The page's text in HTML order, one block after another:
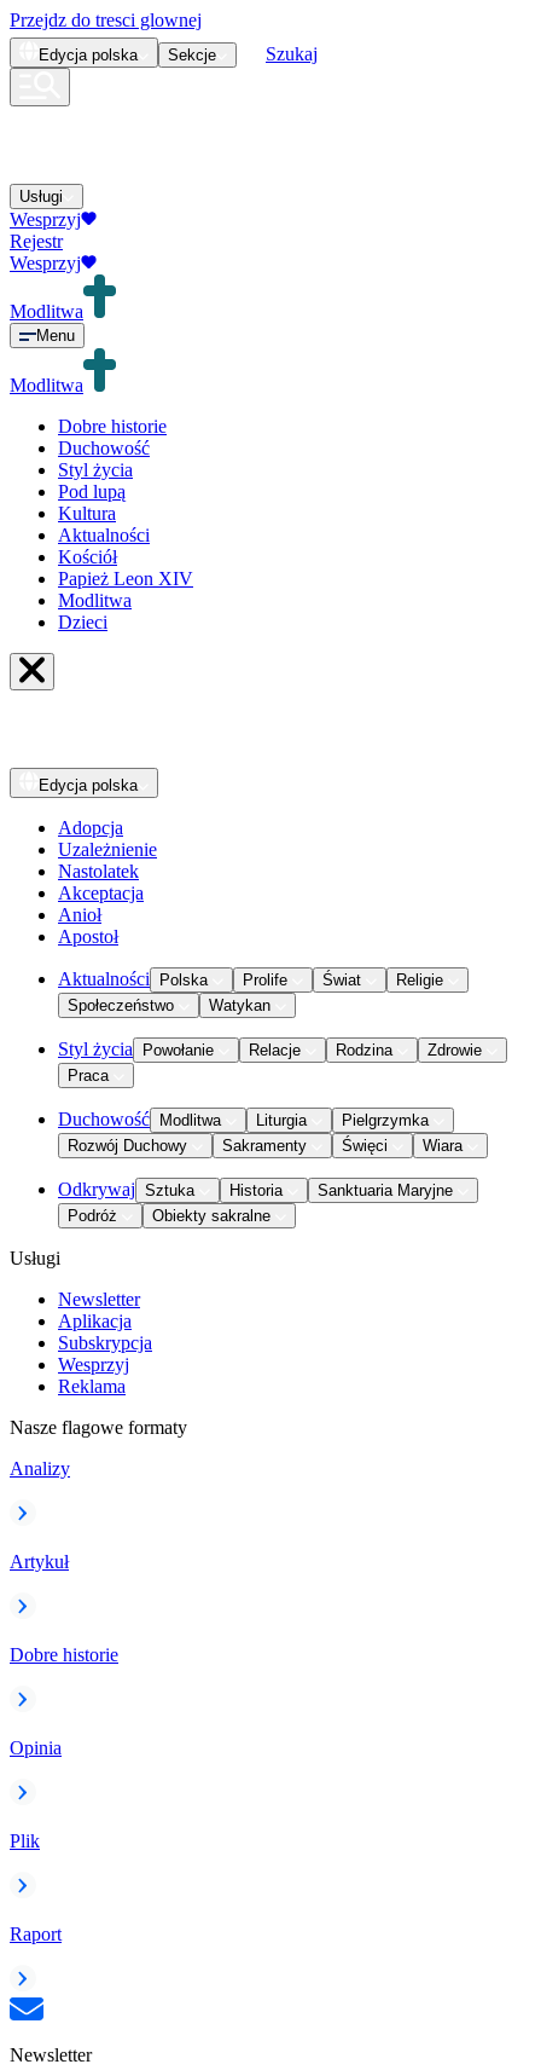
Przejdz do tresci glownej
Edycja polska Sekcje Szukaj
Usługi
Wesprzyj
Rejestr
Wesprzyj
Modlitwa
Menu
Modlitwa
Dobre historie
Duchowość
Styl życia
Pod lupą
Kultura
Aktualności
Kościół
Papież Leon XIV
Modlitwa
Dzieci
Edycja polska
Adopcja
Uzależnienie
Nastolatek
Akceptacja
Anioł
Apostoł
Aktualności Polska Prolife Świat
Religie
Społeczeństwo
Watykan
Styl życia Powołanie Relacje Rodzina
Zdrowie
Praca
Duchowość Modlitwa Liturgia
Pielgrzymka
Rozwój Duchowy
Sakramenty Święci Wiara
Odkrywaj Sztuka Historia
Sanktuaria Maryjne
Podróż
Obiekty sakralne
Usługi
Newsletter
Aplikacja
Subskrypcja
Wesprzyj
Reklama
Nasze flagowe formaty
Analizy
Artykuł
Dobre historie
Opinia
Plik
Raport
Newsletter